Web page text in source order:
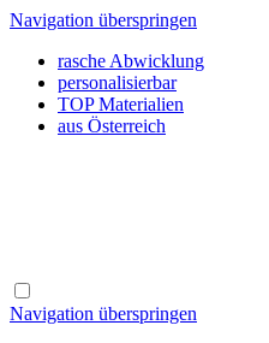
Navigation überspringen
rasche Abwicklung
personalisierbar
TOP Materialien
aus Österreich
Navigation überspringen